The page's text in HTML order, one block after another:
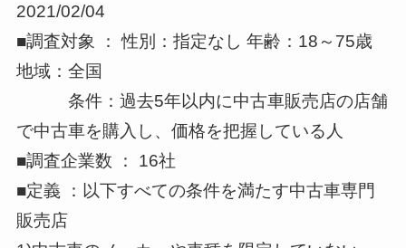
2021/02/04
■調査対象 ： 性別：指定なし 年齢：18～75歳
地域：全国
条件：過去5年以内に中古車販売店の店舗
で中古車を購入し、価格を把握している人
■調査企業数 ： 16社
■定義 ：以下すべての条件を満たす中古車専門
販売店